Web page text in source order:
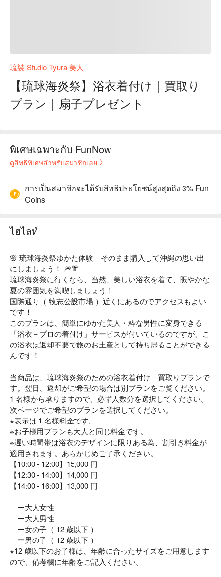
琉裝 Studio Tyura 美人
【琉球海炎祭】浴衣着付け｜買取り
プラン｜扇子プレゼント
พิเศษเฉพาะกับ FunNow
ดูสิทธิพิเศษสำหรับสมาชิกเลย
การเป็นสมาชิกจะได้รับสิทธิประโยชน์สูงสุดถึง 3% Fun
Coins
ไฮไลท์
🌸 琉球海炎祭ゆかた体験｜そのまま購入して沖縄の思い出
にしましょう！ 🎆👘
琉球海炎祭に行くなら、当然、美しい浴衣を着て、賑やかな
夏の雰囲気を満喫しましょう！
国際通り（ 牧志公設市場 ）近くにあるのでアクセスもよい
です！
このプランは、簡単にゆかた美人・粋な男性に変身できる
「浴衣＋プロの着付け」サービスが付いているのですが、こ
の浴衣は返却不要で旅のお土産として持ち帰ることができる
んです！
当商品は、琉球海炎祭のための浴衣着付け｜買取りプランで
す。翌日、返却がご希望の場合は別プランをご覧ください。
1 名様から承りますので、必ず人数分を選択してください。
次ページでご希望のプランを選択してください。
※表示は 1 名様料金です。
※お子様用プランも大人と同じ料金です。
※遅い時間帯は浴衣のデザインに限りある為、割引き料金が
適用されます。あらかじめご了承ください。
【10:00 - 12:00】15,000 円
【12:30 - 14:00】14,000 円
【14:00 - 16:00】13,000 円
ー大人女性
ー大人男性
ー女の子（ 12 歳以下 ）
ー男の子（ 12 歳以下 ）
※12 歳以下のお子様は、年齢に合ったサイズをご用意します
ので、備考欄に年齢をご記入ください。